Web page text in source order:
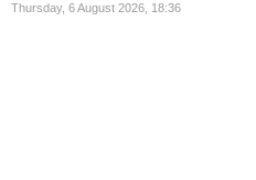
Thursday, 6 August 2026, 18:36